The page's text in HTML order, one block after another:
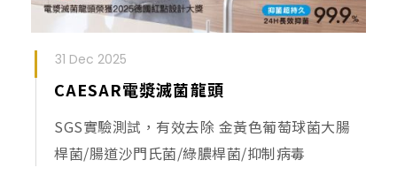
31 Dec 2025
CAESAR電漿滅菌龍頭
SGS實驗測試，有效去除 金黃色葡萄球菌大腸
桿菌/腸道沙門氏菌/綠膿桿菌/抑制病毒